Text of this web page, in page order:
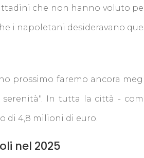
che non hanno voluto
i napoletani desideravano
prossimo faremo ancora
In tutta la città -
di 4,8 milioni di euro.
nel 2025